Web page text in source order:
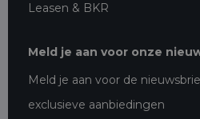
Leasen & BKR
Meld je aan voor onze
Meld je aan voor de
exclusieve aanbiedingen